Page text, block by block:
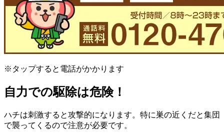
※タップすると電話がかかります
自力での駆除は危険！
ハチは刺激すると攻撃的になります。特に巣の近くだと集団
で襲ってくるので注意が必要です。